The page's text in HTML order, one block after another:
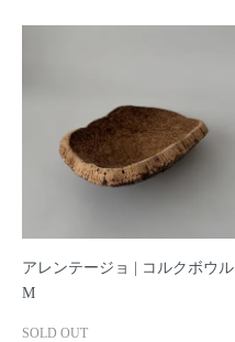
アレンテージョ | コルクボウル
M
SOLD OUT